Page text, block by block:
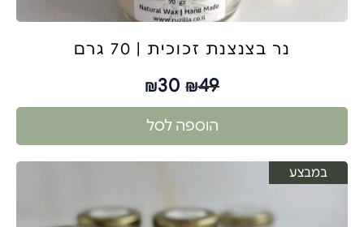
נר בצנצנת זכוכית | 70 גרם
₪49
₪30
הוספה לסל
במבצע